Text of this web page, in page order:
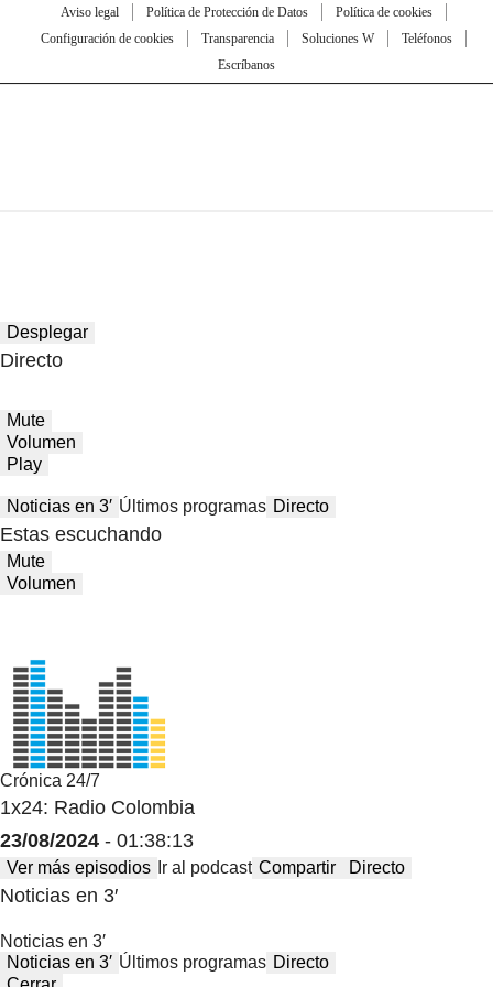
Aviso legal Política de Protección de Datos
Política de cookies
Configuración de cookies
Transparencia Soluciones W
Teléfonos
Escríbanos
Desplegar
Directo
Mute
Volumen
Play
Noticias en 3′ Últimos programas Directo
Estas escuchando
Mute
Volumen
Crónica 24/7
1x24: Radio Colombia
23/08/2024 - 01:38:13
Ver más episodios Ir al podcast Compartir Directo
Noticias en 3′
Noticias en 3′
Noticias en 3′ Últimos programas Directo